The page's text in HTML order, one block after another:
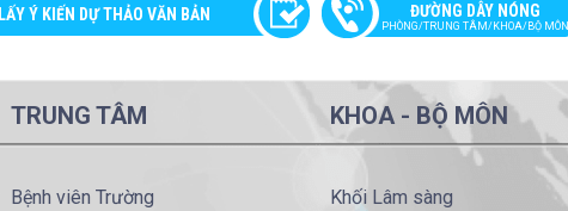
LẤY Ý KIẾN DỰ THẢO VĂN BẢN ĐƯỜNG DÂY NÓNG
PHÒNG/TRUNG TÂM/KHOA/BỘ MÔN
TRUNG TÂM
Bệnh viên Trường
KHOA - BỘ MÔN
Khối Lâm sàng